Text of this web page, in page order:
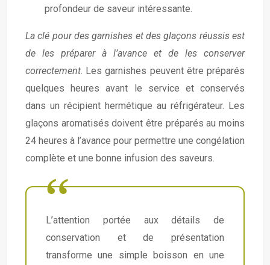
profondeur de saveur intéressante.
La clé pour des garnishes et des glaçons réussis est
de les préparer à l’avance et de les conserver
correctement. Les garnishes peuvent être préparés
quelques heures avant le service et conservés
dans un récipient hermétique au réfrigérateur. Les
glaçons aromatisés doivent être préparés au moins
24 heures à l’avance pour permettre une congélation
complète et une bonne infusion des saveurs.
L’attention portée aux détails de
conservation et de présentation
transforme une simple boisson en une